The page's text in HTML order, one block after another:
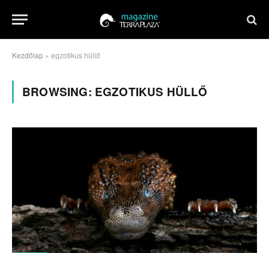
Kezdőlap » egzotikus hüllő
BROWSING: EGZOTIKUS HÜLLŐ